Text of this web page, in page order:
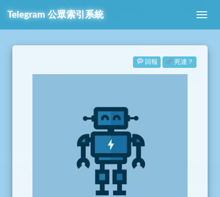
Telegram 公眾索引系統
回報 死連？